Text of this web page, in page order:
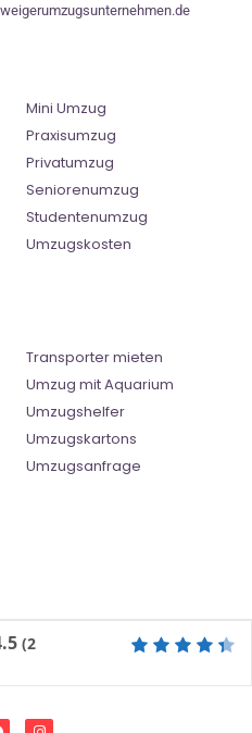
Mini Umzug
Praxisumzug
Privatumzug
Seniorenumzug
Studentenumzug
Umzugskosten
Transporter mieten
Umzug mit Aquarium
Umzugshelfer
Umzugskartons
Umzugsanfrage
(2